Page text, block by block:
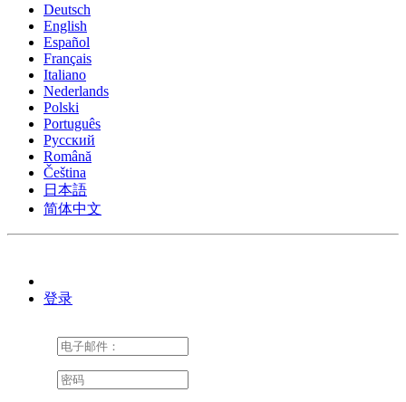
Deutsch
English
Español
Français
Italiano
Nederlands
Polski
Português
Pусский
Română
Čeština
日本語
简体中文
登录